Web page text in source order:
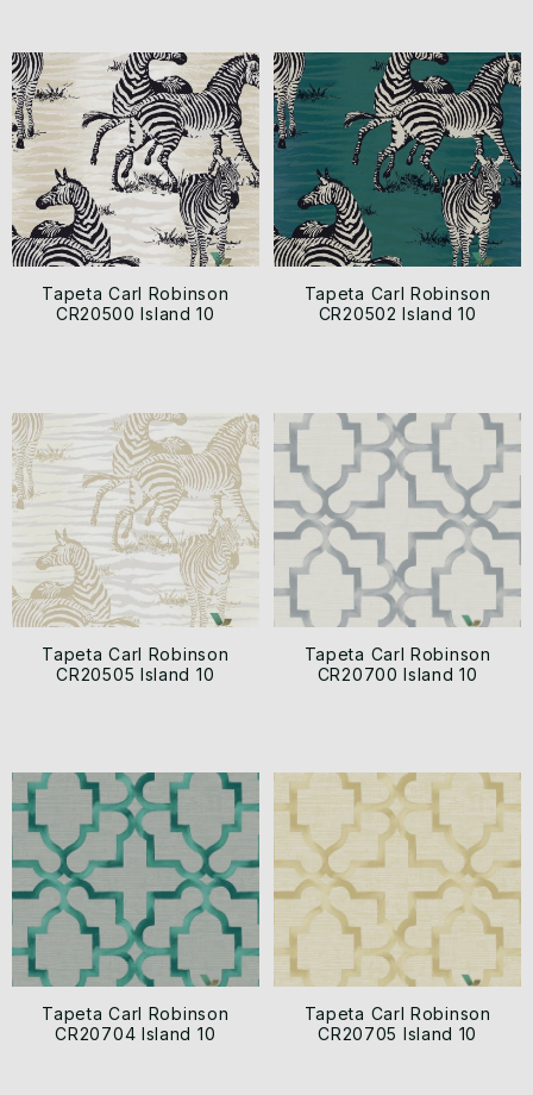
Tapeta Carl Robinson
CR20500 Island 10
Tapeta Carl Robinson
CR20502 Island 10
Tapeta Carl Robinson
CR20505 Island 10
Tapeta Carl Robinson
CR20700 Island 10
Tapeta Carl Robinson
CR20704 Island 10
Tapeta Carl Robinson
CR20705 Island 10